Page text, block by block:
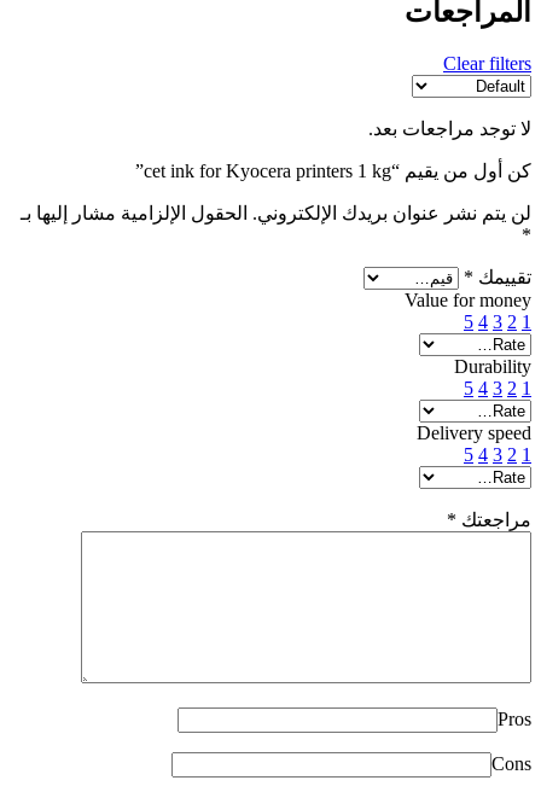
المراجعات
Clear filters
لا توجد مراجعات بعد.
كن أول من يقيم “cet ink for Kyocera printers 1 kg”
لن يتم نشر عنوان بريدك الإلكتروني. الحقول الإلزامية مشار إليها بـ
*
تقييمك *
Value for money
1
2
3
4
5
Durability
1
2
3
4
5
Delivery speed
1
2
3
4
5
مراجعتك *
Pros
Cons